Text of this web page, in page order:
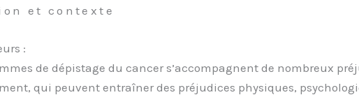
et contexte
:
de dépistage du cancer s’accompagnent de nombreux
qui peuvent entraîner des préjudices physiques,